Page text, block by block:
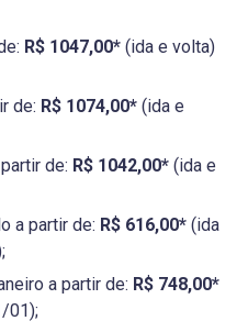
R$ 1047,00* (ida e volta)
de: R$ 1074,00* (ida e
de: R$ 1042,00* (ida e
a partir de: R$ 616,00* (ida
a partir de: R$ 748,00*
01);